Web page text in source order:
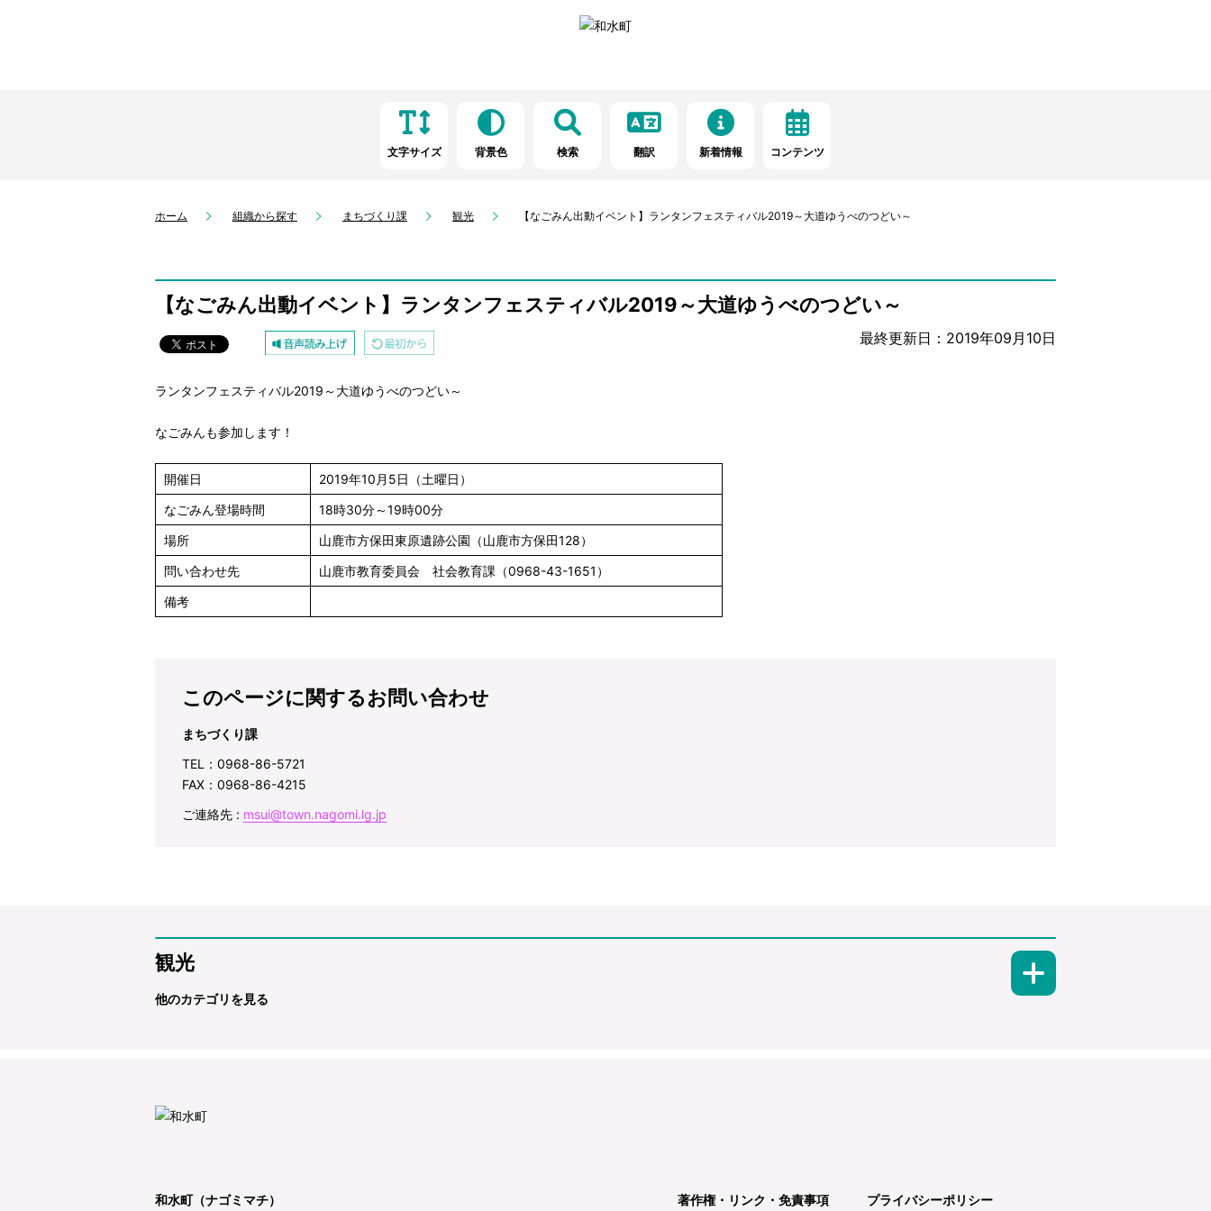
文字サイズ 背景色 検索 翻訳 新着情報 コンテンツ
ホーム 組織から探す まちづくり課 観光 【なごみん出動イベント】ランタンフェスティバル2019～大道ゆうべのつどい～
【なごみん出動イベント】ランタンフェスティバル2019～大道ゆうべのつどい～
最終更新日：2019年09月10日
ランタンフェスティバル2019～大道ゆうべのつどい～
なごみんも参加します！
開催日
2019年10月5日（土曜日）
なごみん登場時間
18時30分～19時00分
場所
山鹿市方保田東原遺跡公園（山鹿市方保田128）
問い合わせ先
山鹿市教育委員会 社会教育課（0968-43-1651）
備考
このページに関するお問い合わせ
まちづくり課
TEL：0968-86-5721
FAX：0968-86-4215
ご連絡先 : msui@town.nagomi.lg.jp
観光
他のカテゴリを見る
和水町（ナゴミマチ） 著作権・リンク・免責事項 プライバシーポリシー